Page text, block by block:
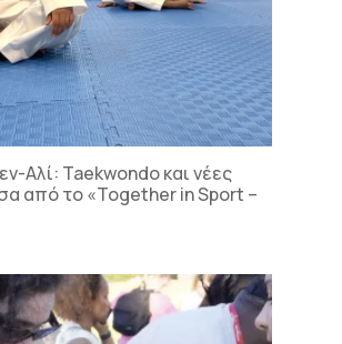
Αλί: Taekwondo και νέες
από το «Together in Sport –